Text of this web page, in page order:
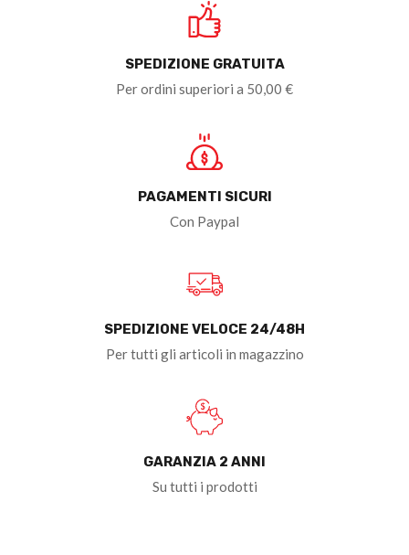
SPEDIZIONE GRATUITA
Per ordini superiori a 50,00 €
PAGAMENTI SICURI
Con Paypal
SPEDIZIONE VELOCE 24/48H
Per tutti gli articoli in magazzino
GARANZIA 2 ANNI
Su tutti i prodotti